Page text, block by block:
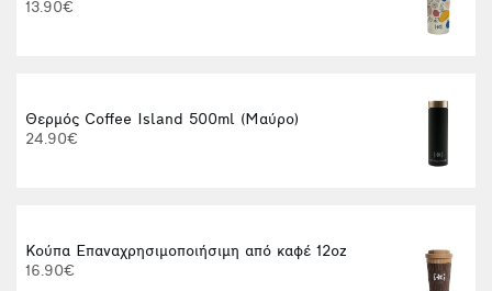
13.90€
Θερμός Coffee Island 500ml (Μαύρο)
24.90€
Κούπα Επαναχρησιμοποιήσιμη από καφέ 12oz
16.90€